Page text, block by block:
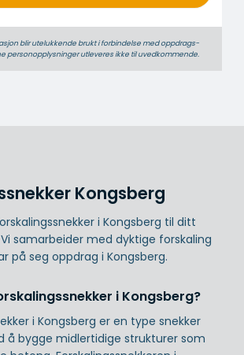
blir utelukkende brukt i forbindelse med oppdrags­
person­­opplysninger utleveres ikke til uvedkommende.
Kongsberg
i Kongsberg til ditt
samarbeider med dyktige forskaling
på seg oppdrag i Kongsberg.
i Kongsberg?
i Kongsberg er en type snekker
å bygge midlertidige strukturer som